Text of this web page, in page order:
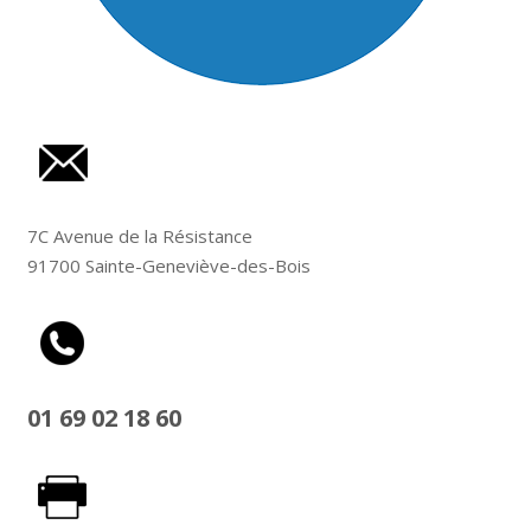
7C Avenue de la Résistance
91700 Sainte-Geneviève-des-Bois
01 69 02 18 60